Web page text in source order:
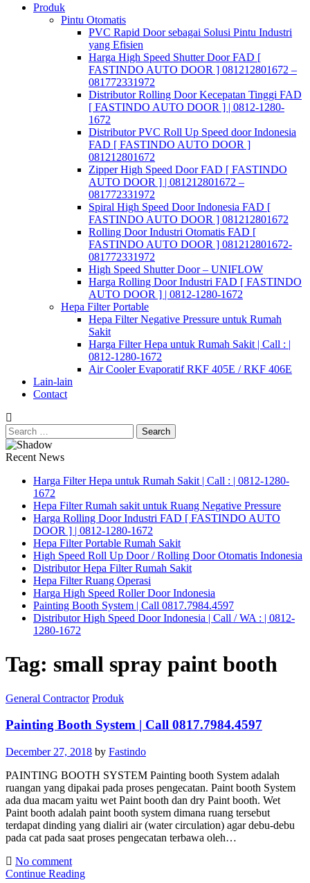
Produk
Pintu Otomatis
PVC Rapid Door sebagai Solusi Pintu Industri
yang Efisien
Harga High Speed Shutter Door FAD [
FASTINDO AUTO DOOR ] 081212801672 –
081772331972
Distributor Rolling Door Kecepatan Tinggi FAD
[ FASTINDO AUTO DOOR ] | 0812-1280-
1672
Distributor PVC Roll Up Speed door Indonesia
FAD [ FASTINDO AUTO DOOR ]
081212801672
Zipper High Speed Door FAD [ FASTINDO
AUTO DOOR ] | 081212801672 –
081772331972
Spiral High Speed Door Indonesia FAD [
FASTINDO AUTO DOOR ] 081212801672
Rolling Door Industri Otomatis FAD [
FASTINDO AUTO DOOR ] 081212801672-
081772331972
High Speed Shutter Door – UNIFLOW
Harga Rolling Door Industri FAD [ FASTINDO
AUTO DOOR ] | 0812-1280-1672
Hepa Filter Portable
Hepa Filter Negative Pressure untuk Rumah
Sakit
Harga Filter Hepa untuk Rumah Sakit | Call : |
0812-1280-1672
Air Cooler Evaporatif RKF 405E / RKF 406E
Lain-lain
Contact
Search
for:
Recent News
Harga Filter Hepa untuk Rumah Sakit | Call : | 0812-1280-
1672
Hepa Filter Rumah sakit untuk Ruang Negative Pressure
Harga Rolling Door Industri FAD [ FASTINDO AUTO
DOOR ] | 0812-1280-1672
Hepa Filter Portable Rumah Sakit
High Speed Roll Up Door / Rolling Door Otomatis Indonesia
Distributor Hepa Filter Rumah Sakit
Hepa Filter Ruang Operasi
Harga High Speed Roller Door Indonesia
Painting Booth System | Call 0817.7984.4597
Distributor High Speed Door Indonesia | Call / WA : | 0812-
1280-1672
Tag: small spray paint booth
General Contractor Produk
Painting Booth System | Call 0817.7984.4597
December 27, 2018 by Fastindo
PAINTING BOOTH SYSTEM Painting booth System adalah
ruangan yang dipakai pada proses pengecatan. Paint booth System
ada dua macam yaitu wet Paint booth dan dry Paint booth. Wet
Paint booth adalah paint booth system dimana ruang tersebut
terdapat dinding yang dialiri air (water circulation) agar debu-debu
pada cat pada saat proses pengecatan terbawa oleh…
No comment
Continue Reading